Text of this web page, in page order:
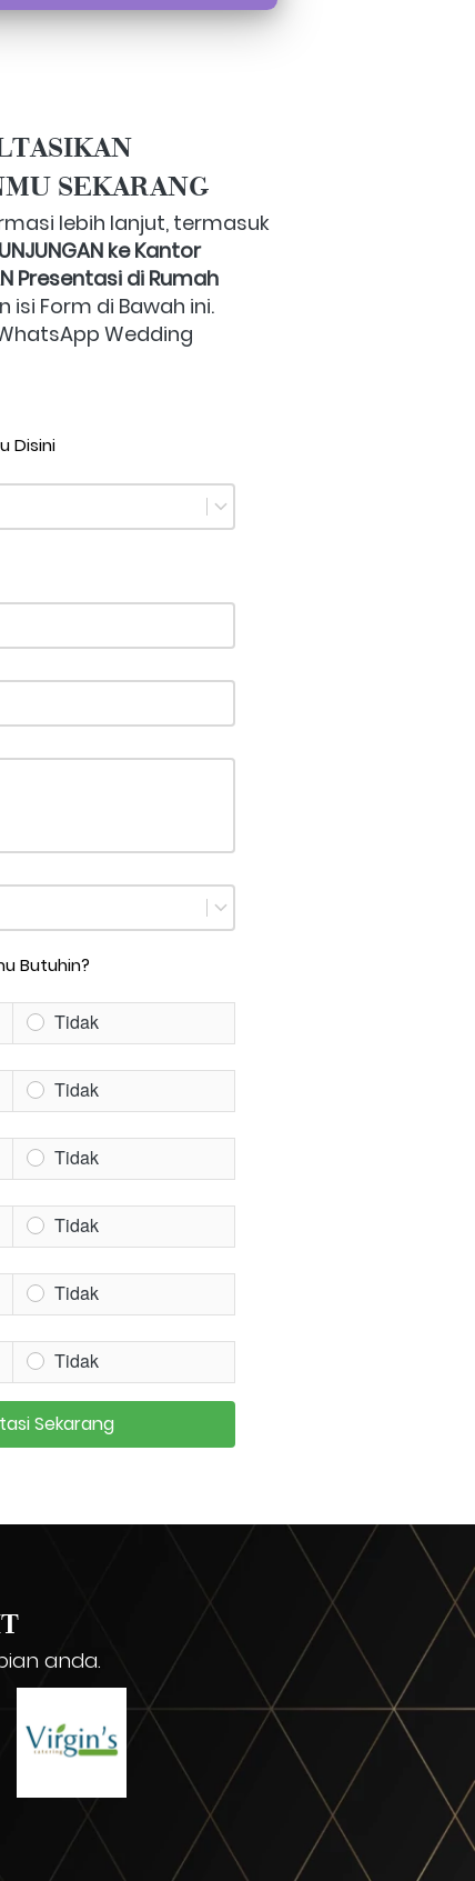
SEKARANG
ke Kantor
Presentasi di Rumah
isi Form di Bawah ini.
Wedding
Disini
Butuhin?
Tidak
Tidak
Tidak
Tidak
Tidak
Tidak
Sekarang
anda.